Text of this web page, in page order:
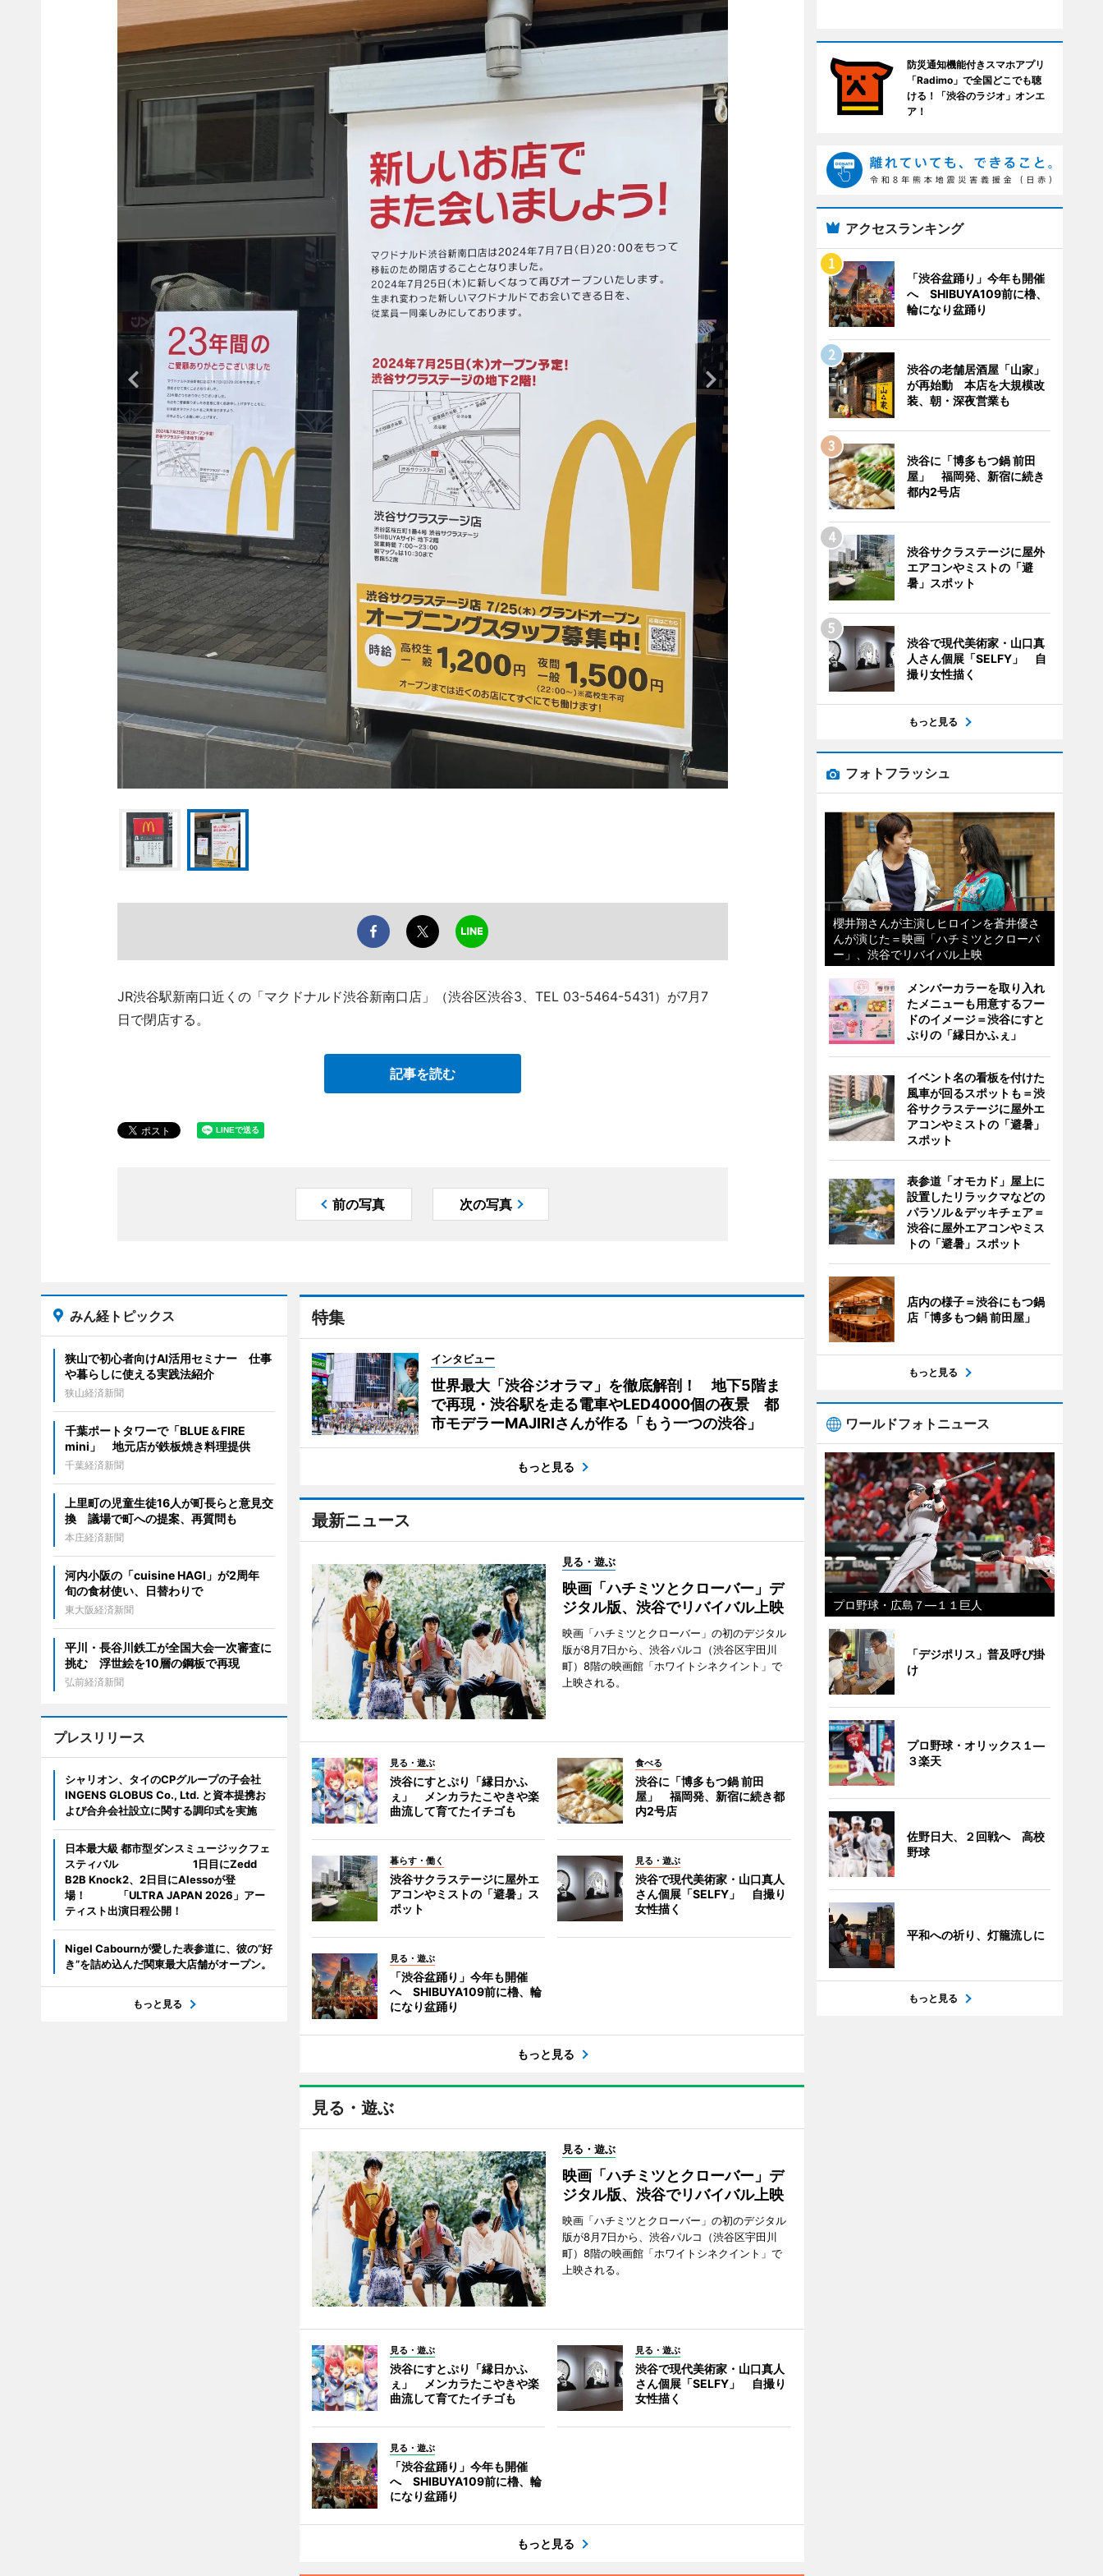
JR渋谷駅新南口近くの「マクドナルド渋谷新南口店」（渋谷区渋谷3、TEL 03-5464-5431）が7月7
日で閉店する。
記事を読む
前の写真 次の写真
特集
インタビュー
世界最大「渋谷ジオラマ」を徹底解剖！ 地下5階ま
で再現・渋谷駅を走る電車やLED4000個の夜景 都
市モデラーMAJIRIさんが作る「もう一つの渋谷」
もっと見る
最新ニュース
見る・遊ぶ
映画「ハチミツとクローバー」デ
ジタル版、渋谷でリバイバル上映
映画「ハチミツとクローバー」の初のデジタル
版が8月7日から、渋谷パルコ（渋谷区宇田川
町）8階の映画館「ホワイトシネクイント」で
上映される。
見る・遊ぶ
渋谷にすとぷり「縁日かふ
ぇ」 メンカラたこやきや楽
曲流して育てたイチゴも
食べる
渋谷に「博多もつ鍋 前田
屋」 福岡発、新宿に続き都
内2号店
暮らす・働く
渋谷サクラステージに屋外エ
アコンやミストの「避暑」ス
ポット
見る・遊ぶ
渋谷で現代美術家・山口真人
さん個展「SELFY」 自撮り
女性描く
見る・遊ぶ
「渋谷盆踊り」今年も開催
へ SHIBUYA109前に櫓、輪
になり盆踊り
もっと見る
見る・遊ぶ
見る・遊ぶ
映画「ハチミツとクローバー」デ
ジタル版、渋谷でリバイバル上映
映画「ハチミツとクローバー」の初のデジタル
版が8月7日から、渋谷パルコ（渋谷区宇田川
町）8階の映画館「ホワイトシネクイント」で
上映される。
見る・遊ぶ
渋谷にすとぷり「縁日かふ
ぇ」 メンカラたこやきや楽
曲流して育てたイチゴも
見る・遊ぶ
渋谷で現代美術家・山口真人
さん個展「SELFY」 自撮り
女性描く
見る・遊ぶ
「渋谷盆踊り」今年も開催
へ SHIBUYA109前に櫓、輪
になり盆踊り
もっと見る
みん経トピックス
狭山で初心者向けAI活用セミナー 仕事
や暮らしに使える実践法紹介
狭山経済新聞
千葉ポートタワーで「BLUE＆FIRE
mini」 地元店が鉄板焼き料理提供
千葉経済新聞
上里町の児童生徒16人が町長らと意見交
換 議場で町への提案、再質問も
本庄経済新聞
河内小阪の「cuisine HAGI」が2周年
旬の食材使い、日替わりで
東大阪経済新聞
平川・長谷川鉄工が全国大会一次審査に
挑む 浮世絵を10層の鋼板で再現
弘前経済新聞
プレスリリース
シャリオン、タイのCPグループの子会社
INGENS GLOBUS Co., Ltd. と資本提携お
よび合弁会社設立に関する調印式を実施
日本最大級 都市型ダンスミュージックフェ
スティバル 1日目にZedd
B2B Knock2、2日目にAlessoが登
場！ 「ULTRA JAPAN 2026」アー
ティスト出演日程公開！
Nigel Cabournが愛した表参道に、彼の“好
き”を詰め込んだ関東最大店舗がオープン。
もっと見る
防災通知機能付きスマホアプリ
「Radimo」で全国どこでも聴
ける！「渋谷のラジオ」オンエ
ア！
アクセスランキング
「渋谷盆踊り」今年も開催
へ SHIBUYA109前に櫓、
輪になり盆踊り
渋谷の老舗居酒屋「山家」
が再始動 本店を大規模改
装、朝・深夜営業も
渋谷に「博多もつ鍋 前田
屋」 福岡発、新宿に続き
都内2号店
渋谷サクラステージに屋外
エアコンやミストの「避
暑」スポット
渋谷で現代美術家・山口真
人さん個展「SELFY」 自
撮り女性描く
もっと見る
フォトフラッシュ
櫻井翔さんが主演しヒロインを蒼井優さ
んが演じた＝映画「ハチミツとクローバ
ー」、渋谷でリバイバル上映
メンバーカラーを取り入れ
たメニューも用意するフー
ドのイメージ＝渋谷にすと
ぷりの「縁日かふぇ」
イベント名の看板を付けた
風車が回るスポットも＝渋
谷サクラステージに屋外エ
アコンやミストの「避暑」
スポット
表参道「オモカド」屋上に
設置したリラックマなどの
パラソル＆デッキチェア＝
渋谷に屋外エアコンやミス
トの「避暑」スポット
店内の様子＝渋谷にもつ鍋
店「博多もつ鍋 前田屋」
もっと見る
ワールドフォトニュース
プロ野球・広島７―１１巨人
「デジポリス」普及呼び掛
け
プロ野球・オリックス１―
３楽天
佐野日大、２回戦へ 高校
野球
平和への祈り、灯籠流しに
もっと見る